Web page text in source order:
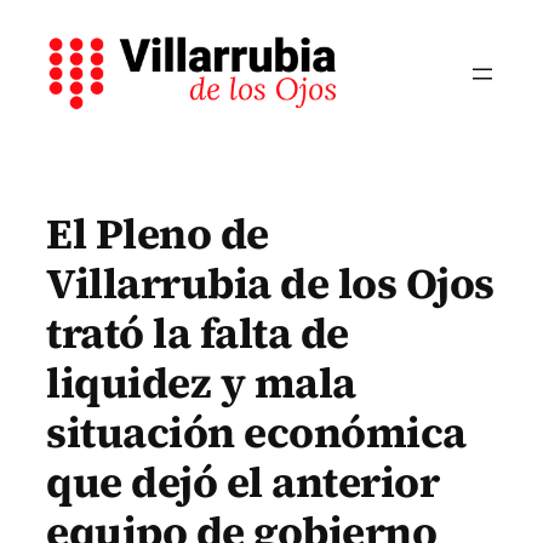
contenido
El Pleno de
Villarrubia de los Ojos
trató la falta de
liquidez y mala
situación económica
que dejó el anterior